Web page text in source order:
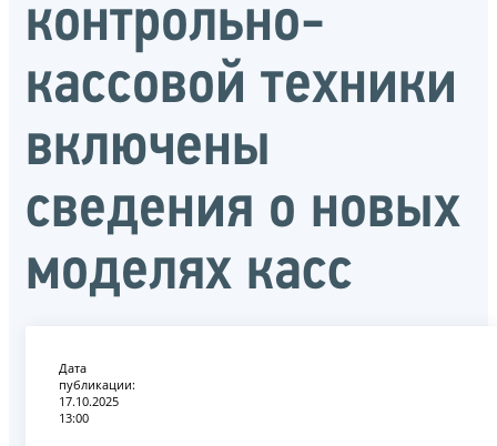
контрольно-
кассовой техники
включены
сведения о новых
моделях касс
Дата
публикации:
17.10.2025
13:00